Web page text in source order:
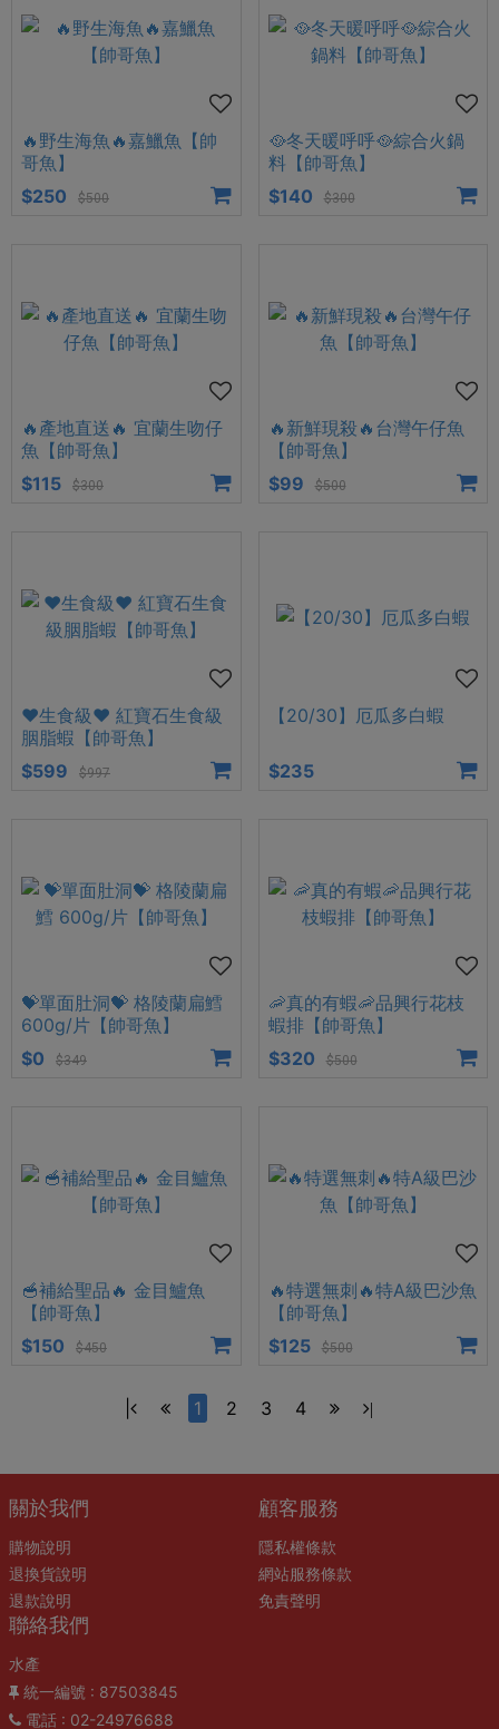
🔥野生海魚🔥嘉鱲魚【帥
哥魚】
$250
$500
🥘冬天暖呼呼🥘綜合火鍋
料【帥哥魚】
$140
$300
🔥產地直送🔥 宜蘭生吻仔
魚【帥哥魚】
$115
$300
🔥新鮮現殺🔥台灣午仔魚
【帥哥魚】
$99
$500
❤️生食級❤️ 紅寶石生食級
胭脂蝦【帥哥魚】
$599
$997
【20/30】厄瓜多白蝦
$235
💝單面肚洞💝 格陵蘭扁鱈
600g/片【帥哥魚】
$0
$349
🦐真的有蝦🦐品興行花枝
蝦排【帥哥魚】
$320
$500
🥣補給聖品🔥 金目鱸魚
【帥哥魚】
$150
$450
🔥特選無刺🔥特A級巴沙魚
【帥哥魚】
$125
$500
| 1 2 3 4 |
關於我們
購物說明
退換貨說明
退款說明
顧客服務
隱私權條款
網站服務條款
免責聲明
聯絡我們
水產
統一編號 : 87503845
電話: 02-24976688